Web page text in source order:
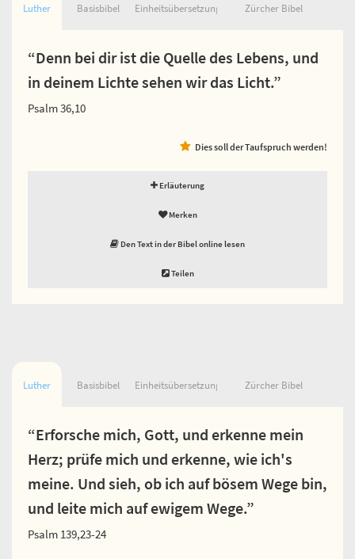
Luther Basisbibel Einheitsübersetzung Zürcher Bibel
“Denn bei dir ist die Quelle des Lebens, und
in deinem Lichte sehen wir das Licht.”
Psalm 36,10
Dies soll der Taufspruch werden!
Erläuterung
Merken
Den Text in der Bibel online lesen
Teilen
Luther Basisbibel Einheitsübersetzung Zürcher Bibel
“Erforsche mich, Gott, und erkenne mein
Herz; prüfe mich und erkenne, wie ich's
meine. Und sieh, ob ich auf bösem Wege bin,
und leite mich auf ewigem Wege.”
Psalm 139,23-24